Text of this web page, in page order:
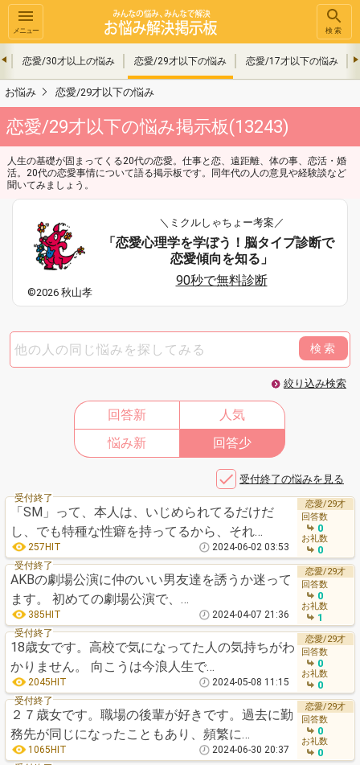
メニュー 検索
恋愛/30才以上の悩み 恋愛/29才以下の悩み 恋愛/17才以下の悩み
お悩み 恋愛/29才以下の悩み
恋愛/29才以下の悩み掲示板(13243)
人生の基礎が固まってくる20代の恋愛。仕事と恋、遠距離、体の事、恋活・婚
活。20代の恋愛事情について語る掲示板です。同年代の人の意見や経験談など
聞いてみましょう。
©2026 秋山孝
＼ミクルしゃちょー考案／
「恋愛心理学を学ぼう！脳タイプ診断で
恋愛傾向を知る」
90秒で無料診断
検索
絞り込み検索
回答新
人気
悩み新
回答少
受付終了の悩みを見る
受付終了
「SM」って、本人は、いじめられてるだけだ
し、でも特種な性癖を持ってるから、それ…
257HIT 2024-06-02 03:53
恋愛/29才
回答数
0
お礼数
0
受付終了
AKBの劇場公演に仲のいい男友達を誘うか迷って
ます。 初めての劇場公演で、…
385HIT 2024-04-07 21:36
恋愛/29才
回答数
0
お礼数
1
受付終了
18歳女です。高校で気になってた人の気持ちがわ
かりません。 向こうは今浪人生で…
2045HIT 2024-05-08 11:15
恋愛/29才
回答数
0
お礼数
0
受付終了
２７歳女です。職場の後輩が好きです。過去に勤
務先が同じになったこともあり、頻繁に…
1065HIT 2024-06-30 20:37
恋愛/29才
回答数
0
お礼数
0